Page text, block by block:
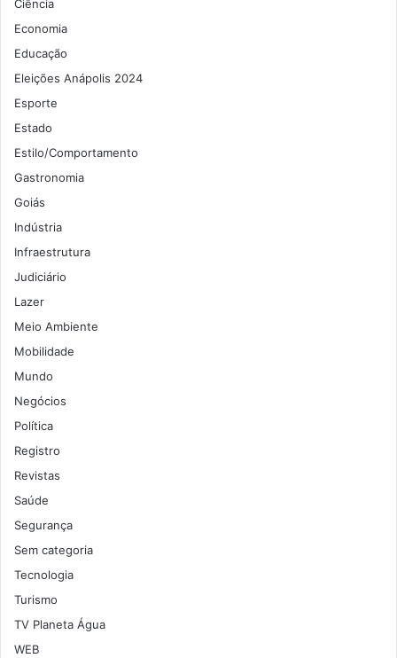
Ciência
Economia
Educação
Eleições Anápolis 2024
Esporte
Estado
Estilo/Comportamento
Gastronomia
Goiás
Indústria
Infraestrutura
Judiciário
Lazer
Meio Ambiente
Mobilidade
Mundo
Negócios
Política
Registro
Revistas
Saúde
Segurança
Sem categoria
Tecnologia
Turismo
TV Planeta Água
WEB